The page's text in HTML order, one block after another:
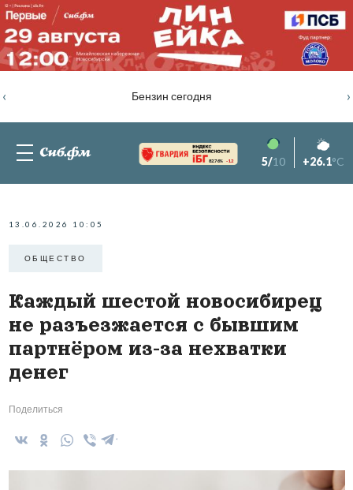
Бензин сегодня
‹ ›
82.76% -1.2 5/10 +26.1°C
13.06.2026 10:05
ОБЩЕСТВО
Каждый шестой новосибирец
не разъезжается с бывшим
партнёром из-за нехватки
денег
Поделиться